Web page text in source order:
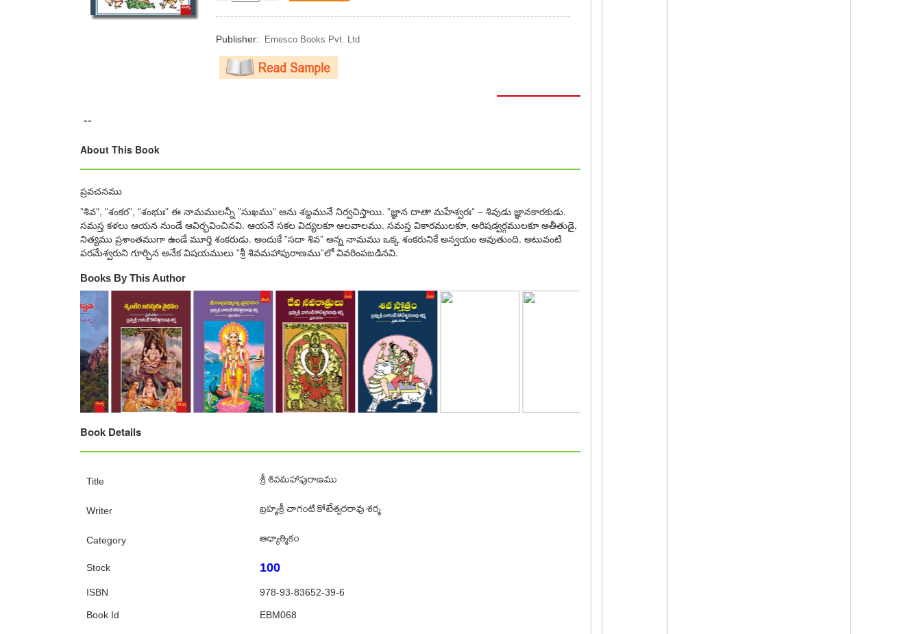
Publisher: Emesco Books Pvt. Ltd
--
About This Book
ప్రవచనము
”శివ”, ”శంకర”, ”శంభుః” ఈ నామములన్నీ ”సుఖము” అను శబ్దమునే నిర్వచిస్తాయి. ”జ్ఞాన దాతా మహేశ్వరః” – శివుడు జ్ఞానకారకుడు.
సమస్త కళలు ఆయన నుండే ఆవిర్భవించినవి. ఆయనే సకల విద్యలకూ ఆలవాలము. సమస్త వికారములకూ, అరిషడ్వర్గములకూ అతీతుడై,
నిత్యము ప్రశాంతముగా ఉండే మూర్తి శంకరుడు. అందుకే ”సదా శివ” అన్న నామము ఒక్క శంకరునికే అన్వయం అవుతుంది. అటువంటి
పరమేశ్వరుని గూర్చిన అనేక విషయములు ”శ్రీ శివమహాపురాణము”లో వివరింపబడినవి.
Books By This Author
Book Details
Title శ్రీ శివమహాపురాణము
Writer ‌బ్రహ్మశ్రీ చాగంటి కోటేశ్వరరావు శర్మ
Category ఆధ్యాత్మికం
Stock 100
ISBN 978-93-83652-39-6
Book Id EBM068